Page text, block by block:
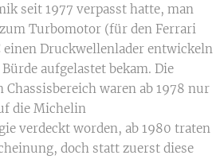
seit 1977 verpasst hatte, man
Turbomotor (für den Ferrari
Druckwellenlader entwickeln
aufgelastet bekam. Die
waren ab 1978 nur
die Michelin
verdeckt worden, ab 1980 traten
doch statt zuerst diese